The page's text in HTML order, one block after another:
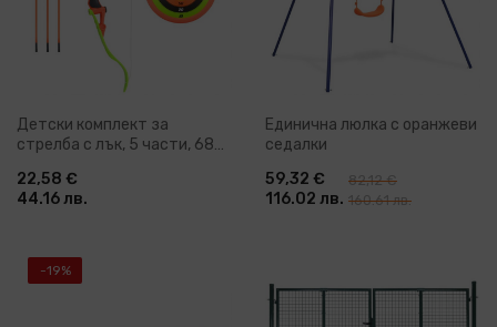
Детски комплект за
стрелба с лък, 5 части, 68
22,58 €
44.16 лв.
Единична люлка с оранжеви
седалки
59,32 €
116.02 лв.
82,12 €
160.61 лв.
-19%